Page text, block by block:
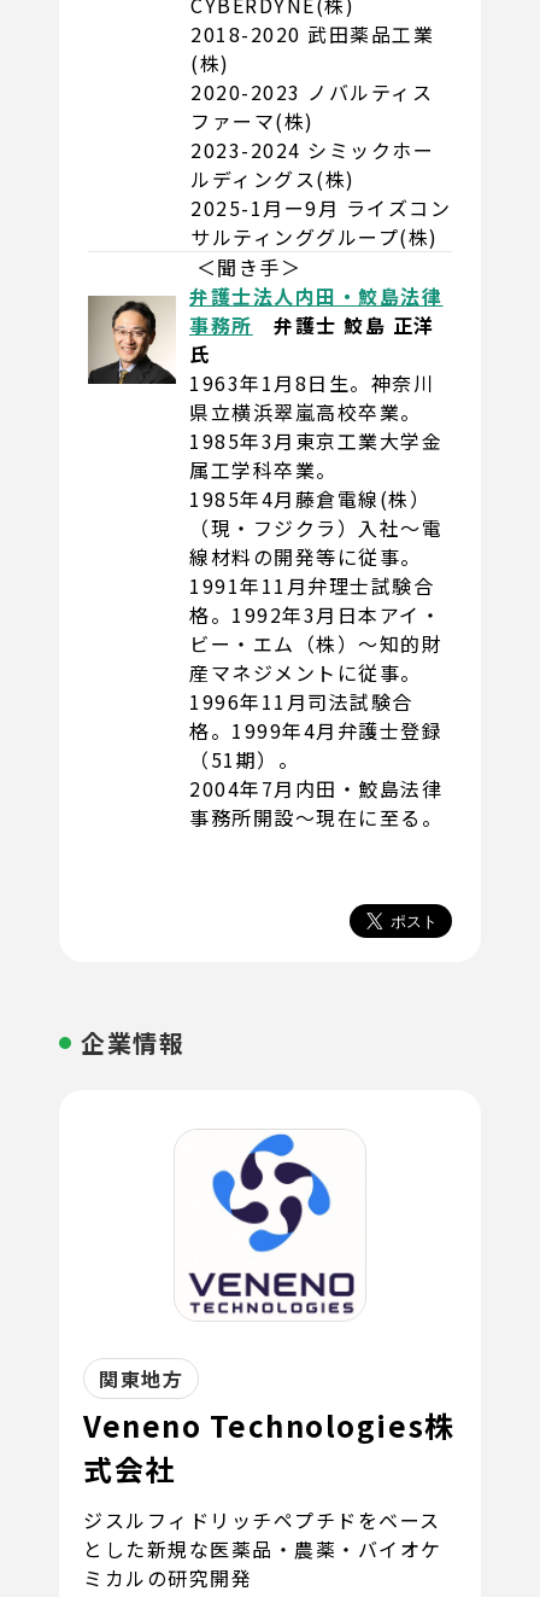
2018-2020 武田薬品工業
(株)
2020-2023 ノバルティス
ファーマ(株)
2023-2024 シミックホー
ルディングス(株)
2025-1月ー9月 ライズコン
サルティンググループ(株)
＜聞き手＞
弁護士法人内田・鮫島法律
事務所
弁護士 鮫島 正洋
氏
1963年1月8日生。神奈川
県立横浜翠嵐高校卒業。
1985年3月東京工業大学金
属工学科卒業。
1985年4月藤倉電線(株）
（現・フジクラ）入社〜電
線材料の開発等に従事。
1991年11月弁理士試験合
格。1992年3月日本アイ・
ビー・エム（株）〜知的財
産マネジメントに従事。
1996年11月司法試験合
格。1999年4月弁護士登録
（51期）。
2004年7月内田・鮫島法律
事務所開設〜現在に至る。
企業情報
関東地方
Veneno Technologies株
式会社
ジスルフィドリッチペプチドをベース
とした新規な医薬品・農薬・バイオケ
ミカルの研究開発